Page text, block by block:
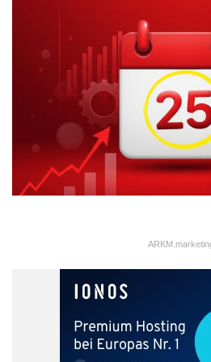
Auffindbarkeit
Implementierung
Ranking SEO
Stellenanzeigen